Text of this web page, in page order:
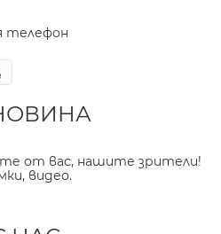
телефон
от вас, нашите зрители!
видео.